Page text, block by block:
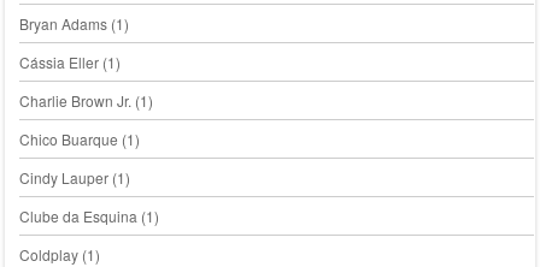
Bryan Adams(1)
Cássia Eller(1)
Charlie Brown Jr.(1)
Chico Buarque (1)
Cindy Lauper(1)
Clube da Esquina(1)
Coldplay(1)